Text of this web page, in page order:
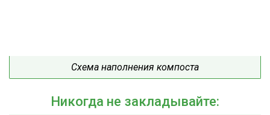
Схема наполнения компоста
Никогда не закладывайте: